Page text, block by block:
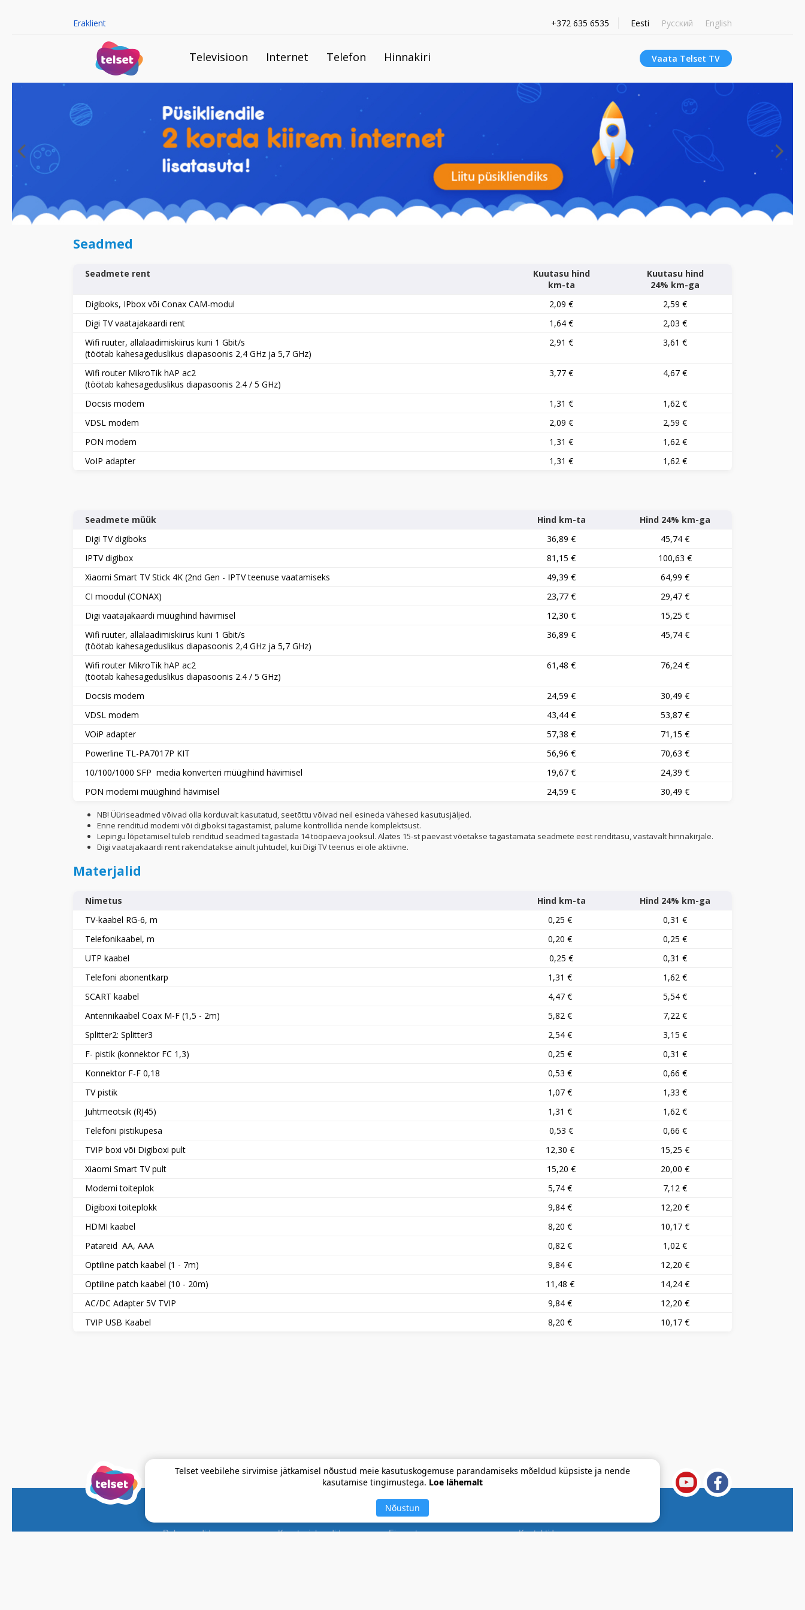
Eraklient +372 635 6535 Eesti Русский English
Televisioon Internet Telefon Hinnakiri Vaata Telset TV
Telset veebilehe sirvimise jätkamisel nõustud meie kasutuskogemuse parandamiseks mõeldud küpsiste ja nende
kasutamise tingimustega. Loe lähemalt
Nõustun
Seadmed
Seadmete rent
Kuutasu hind
km-ta
Kuutasu hind
24% km-ga
Digiboks, IPbox või Conax CAM-modul
2,09 €
2,59 €
Digi TV vaatajakaardi rent
1,64 €
2,03 €
Wifi ruuter, allalaadimiskiirus kuni 1 Gbit/s
(töötab kahesageduslikus diapasoonis 2,4 GHz ja 5,7 GHz)
2,91 € 3,61 €
Wifi router MikroTik hAP ac2
(töötab kahesageduslikus diapasoonis 2.4 / 5 GHz)
3,77 € 4,67 €
Docsis modem 1,31 €
1,62 €
VDSL modem
2,09 €
2,59 €
PON modem
1,31 €
1,62 €
VoIP adapter
1,31 € 1,62 €
Seadmete müük​ Hind km-ta
Hind 24% km-ga
Digi TV digiboks
36,89 €
45,74 €
IPTV digibox
81,15 €
100,63 €
Xiaomi Smart TV Stick 4K (2nd Gen - IPTV teenuse vaatamiseks
49,39 €
64,99 €
CI moodul (CONAX)
23,77 €
29,47 €
Digi vaatajakaardi müügihind hävimisel
12,30 €
15,25 €
Wifi ruuter, allalaadimiskiirus kuni 1 Gbit/s
(töötab kahesageduslikus diapasoonis 2,4 GHz ja 5,7 GHz)
36,89 € 45,74 €
Wifi router MikroTik hAP ac2
(töötab kahesageduslikus diapasoonis 2.4 / 5 GHz)
61,48 € 76,24 €
Docsis modem 24,59 €
30,49 €
VDSL modem
43,44 €
53,87 €
VOiP adapter
57,38 €
71,15 €
Powerline TL-PA7017P KIT
56,96 €
70,63 €
10/100/1000 SFP media konverteri müügihind hävimisel
19,67 €
24,39 €
PON modemi müügihind hävimisel
24,59 € 30,49 €
NB! Üüriseadmed võivad olla korduvalt kasutatud, seetõttu võivad neil esineda vähesed kasutusjäljed.
Enne renditud modemi või digiboksi tagastamist, palume kontrollida nende komplektsust.
Lepingu lõpetamisel tuleb renditud seadmed tagastada 14 tööpäeva jooksul. Alates 15-st päevast võetakse tagastamata seadmete eest renditasu, vastavalt hinnakirjale.
Digi vaatajakaardi rent rakendatakse ainult juhtudel, kui Digi TV teenus ei ole aktiivne.
Materjalid
Nimetus Hind km-ta
Hind 24% km-ga
TV-kaabel RG-6, m
0,25 €
0,31 €
Telefonikaabel, m
0,20 €
0,25 €
UTP kaabel
0,25 €
0,31 €
Telefoni abonentkarp
1,31 €
1,62 €
SCART kaabel
4,47 €
5,54 €
Antennikaabel Coax M-F (1,5 - 2m)
5,82 €
7,22 €
Splitter2: Splitter3
2,54 €
3,15 €
F- pistik (konnektor FC 1,3)
0,25 €
0,31 €
Konnektor F-F 0,18
0,53 €
0,66 €
TV pistik
1,07 €
1,33 €
Juhtmeotsik (RJ45)
1,31 €
1,62 €
Telefoni pistikupesa
0,53 €
0,66 €
TVIP boxi või Digiboxi pult
12,30 €
15,25 €
Xiaomi Smart TV pult
15,20 €
20,00 €
Modemi toiteplok
5,74 €
7,12 €
Digiboxi toiteplokk
9,84 €
12,20 €
HDMI kaabel
8,20 €
10,17 €
Patareid AA, AAA
0,82 €
1,02 €
Optiline patch kaabel (1 - 7m)
9,84 €
12,20 €
Optiline patch kaabel (10 - 20m)
11,48 €
14,24 €
AC/DC Adapter 5V TVIP
9,84 €
12,20 €
TVIP USB Kaabel
8,20 € 10,17 €
Dokumendid
Kasutusjuhendid
Firmast
Kontaktid